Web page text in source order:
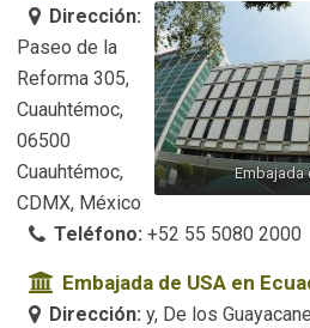
Embajada
Dirección:
Paseo de la
Reforma 305,
Cuauhtémoc,
06500
Cuauhtémoc,
CDMX, México
Teléfono: +52 55 5080 2000
Embajada de USA en
Dirección: y, De los